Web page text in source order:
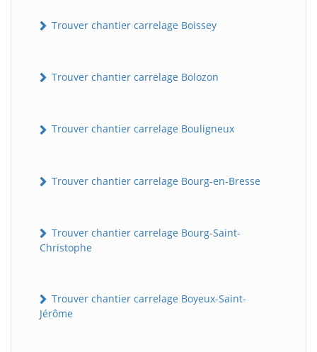
Trouver chantier carrelage Boissey
Trouver chantier carrelage Bolozon
Trouver chantier carrelage Bouligneux
Trouver chantier carrelage Bourg-en-Bresse
Trouver chantier carrelage Bourg-Saint-
Christophe
Trouver chantier carrelage Boyeux-Saint-
Jérôme